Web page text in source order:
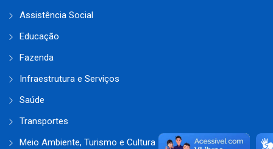
Assistência Social
Educação
Fazenda
Infraestrutura e Serviços
Saúde
Transportes
Meio Ambiente, Turismo e Cultura